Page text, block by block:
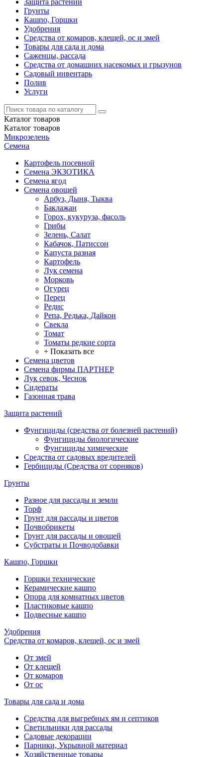
Грунты
Кашпо, Горшки
Удобрения
Средства от комаров, клещей, ос и змей
Товары для сада и дома
Саженцы, рассада
Средства от домашних насекомых и грызунов
Садовый инвентарь
Полив
Услуги
Каталог товаров
Каталог товаров
Микрозелень
Семена
Картофель посевной
Семена ЭКЗОТИКА
Семена ягод
Семена овощей
Арбуз, Дыня, Тыква
Баклажан
Горох, кукуруза, фасоль
Грибы
Зелень, Салат
Кабачок, Патиссон
Капуста разная
Картофель
Лук семена
Морковь
Огурец
Перец
Редис
Репа, Редька, Дайкон
Свекла
Томат
Томаты редкие сорта
+ Показать все
Семена цветов
Семена фирмы ПАРТНЕР
Лук севок, Чеснок
Сидераты
Газонная трава
Защита растений
Фунгициды (средства от болезней растений)
Фунгициды биологические
Фунгициды химические
Средства от садовых вредителей
Гербициды (Средства от сорняков)
Грунты
Разное для рассады и земли
Торф
Грунт для рассады и цветов
Почвобрикеты
Грунт для рассады и овощей
Субстраты и Почводобавки
Кашпо, Горшки
Горшки технические
Керамические кашпо
Опора для комнатных цветов
Пластиковые кашпо
Подвесные кашпо
Удобрения
Средства от комаров, клещей, ос и змей
От змей
От клещей
От комаров
От ос
Товары для сада и дома
Средства для выгребных ям и септиков
Светильники для рассады
Садовые декорации
Парники, Укрывной материал
Хозяйственные товары